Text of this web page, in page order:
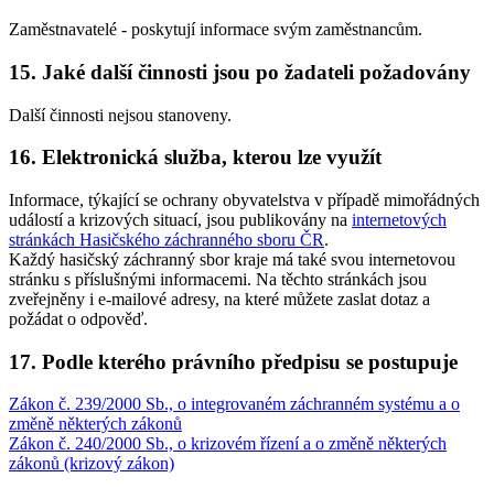
Zaměstnavatelé - poskytují informace svým zaměstnancům.
15. Jaké další činnosti jsou po žadateli požadovány
Další činnosti nejsou stanoveny.
16. Elektronická služba, kterou lze využít
Informace, týkající se ochrany obyvatelstva v případě mimořádných
událostí a krizových situací, jsou publikovány na internetových
stránkách Hasičského záchranného sboru ČR.
Každý hasičský záchranný sbor kraje má také svou internetovou
stránku s příslušnými informacemi. Na těchto stránkách jsou
zveřejněny i e-mailové adresy, na které můžete zaslat dotaz a
požádat o odpověď.
17. Podle kterého právního předpisu se postupuje
Zákon č. 239/2000 Sb., o integrovaném záchranném systému a o
změně některých zákonů
Zákon č. 240/2000 Sb., o krizovém řízení a o změně některých
zákonů (krizový zákon)